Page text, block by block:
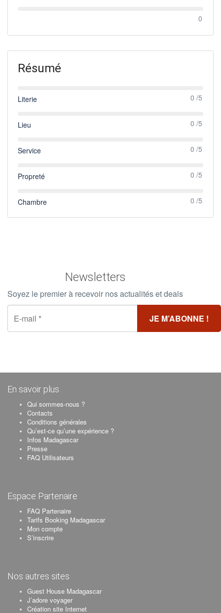
0
Résumé
Literie 0 /5
Lieu 0 /5
Service 0 /5
Propreté 0 /5
Chambre 0 /5
Newsletters
Soyez le premier à recevoir nos actualités et deals
En savoir plus
Qui sommes-nous ?
Contacts
Conditions générales
Qu’est-ce qu’une expérience ?
Infos Madagascar
Presse
FAQ Utilisateurs
Espace Partenaire
FAQ Partenaire
Tarifs Booking Madagascar
Mon compte
S’inscrire
Nos autres sites
Guest House Madagascar
J’adore voyager
Création site Internet